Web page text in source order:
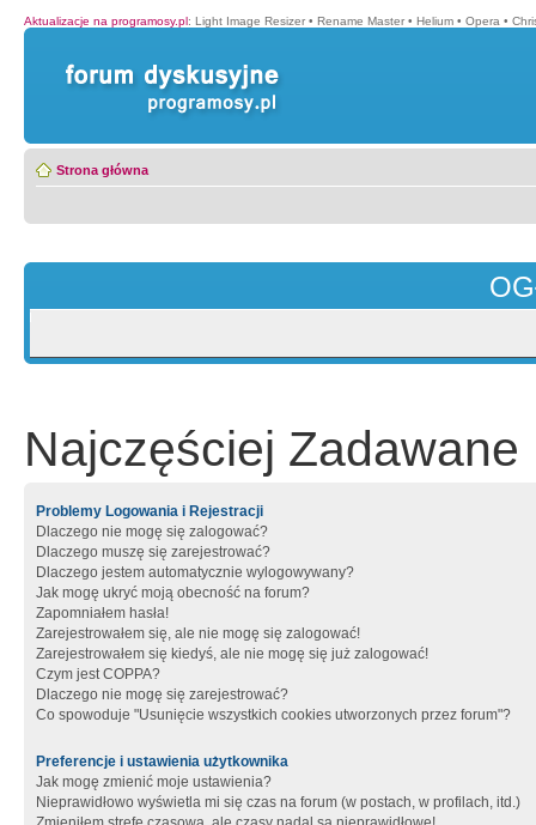
Aktualizacje na programosy.pl: Light Image Resizer • Rename Master • Helium • Opera •
Strona główna
Najczęściej Zadawane
Problemy Logowania i Rejestracji
Dlaczego nie mogę się zalogować?
Dlaczego muszę się zarejestrować?
Dlaczego jestem automatycznie wylogowywany?
Jak mogę ukryć moją obecność na forum?
Zapomniałem hasła!
Zarejestrowałem się, ale nie mogę się zalogować!
Zarejestrowałem się kiedyś, ale nie mogę się już zalogować!
Czym jest COPPA?
Dlaczego nie mogę się zarejestrować?
Co spowoduje "Usunięcie wszystkich cookies utworzonych przez forum"?
Preferencje i ustawienia użytkownika
Jak mogę zmienić moje ustawienia?
Nieprawidłowo wyświetla mi się czas na forum (w postach, w profilach, itd.)